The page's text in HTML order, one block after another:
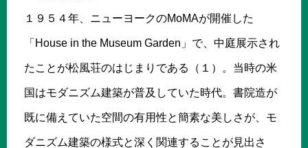
１９５４年、ニューヨークのMoMAが開催した
「House in the Museum Garden」で、中庭展示され
たことが松風荘のはじまりである（１）。当時の米
国はモダニズム建築が普及していた時代。書院造が
既に備えていた空間の有用性と簡素な美しさが、モ
ダニズム建築の様式と深く関連することが見出さ